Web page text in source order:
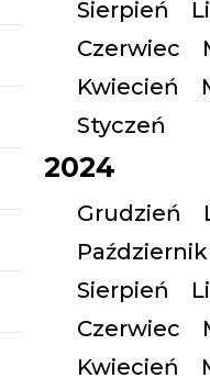
Sierpień
Czerwiec
Kwiecień
Styczeń
2024
Grudzień
Październik
Sierpień
Czerwiec
Kwiecień